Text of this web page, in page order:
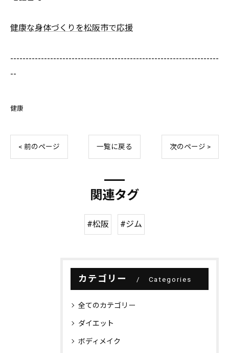
健康な身体づくりを松阪市で応援
--------------------------------------------------------------------
--
健康
< 前のページ 一覧に戻る 次のページ >
関連タグ
#松阪 #ジム
カテゴリー Categories
全てのカテゴリー
ダイエット
ボディメイク